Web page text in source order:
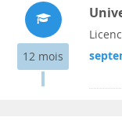
12 mois